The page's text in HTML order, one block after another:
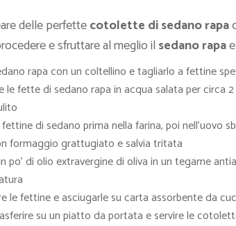
delle perfettecotolette di sedano rapa
e sfruttare al meglio ilsedano rapa
rapa con un coltellino e tagliarlo a fettine
le fette di sedano rapa in acqua salata per circa
fettine di sedano prima nella farina, poi
formaggio grattugiato e salvia tritata
po’ di olio extravergine di oliva in un tegame
le fettine e asciugarle su carta assorbente da
su un piatto da portata e servire le